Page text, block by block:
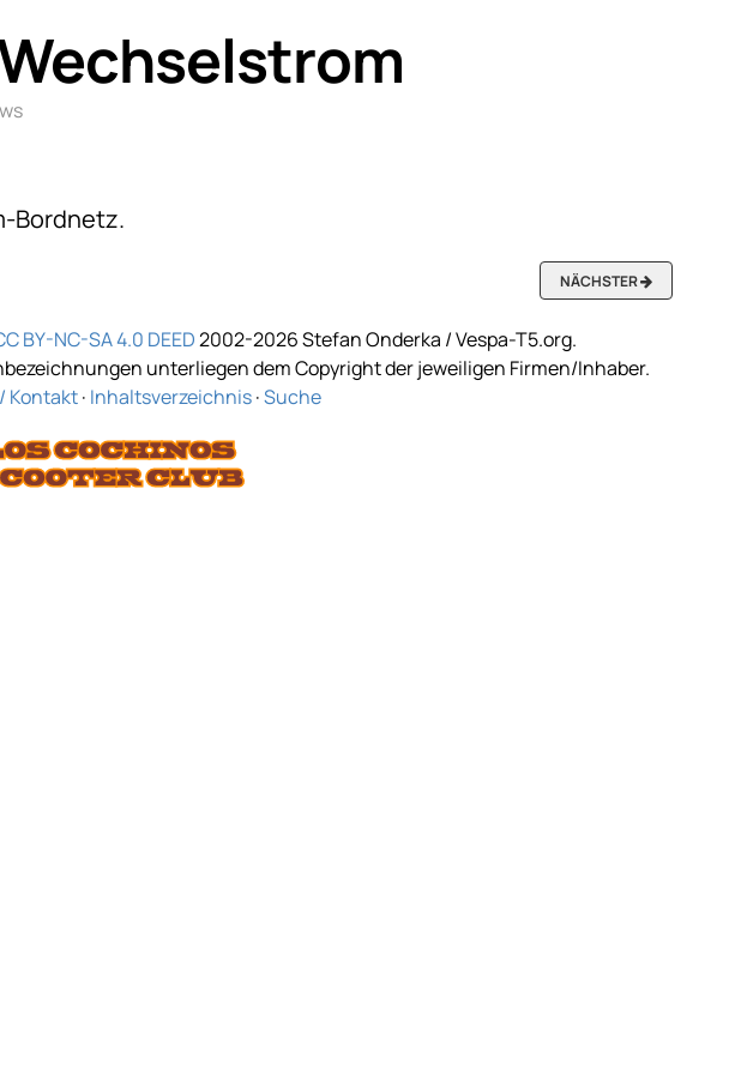
Bordnetz.
NÄCHSTER
BY-NC-SA 4.0 DEED2002-2026 Stefan Onderka / Vespa-T5.org.
unterliegen dem Copyright der jeweiligen Firmen/Inhaber.
Kontakt· Inhaltsverzeichnis·Suche